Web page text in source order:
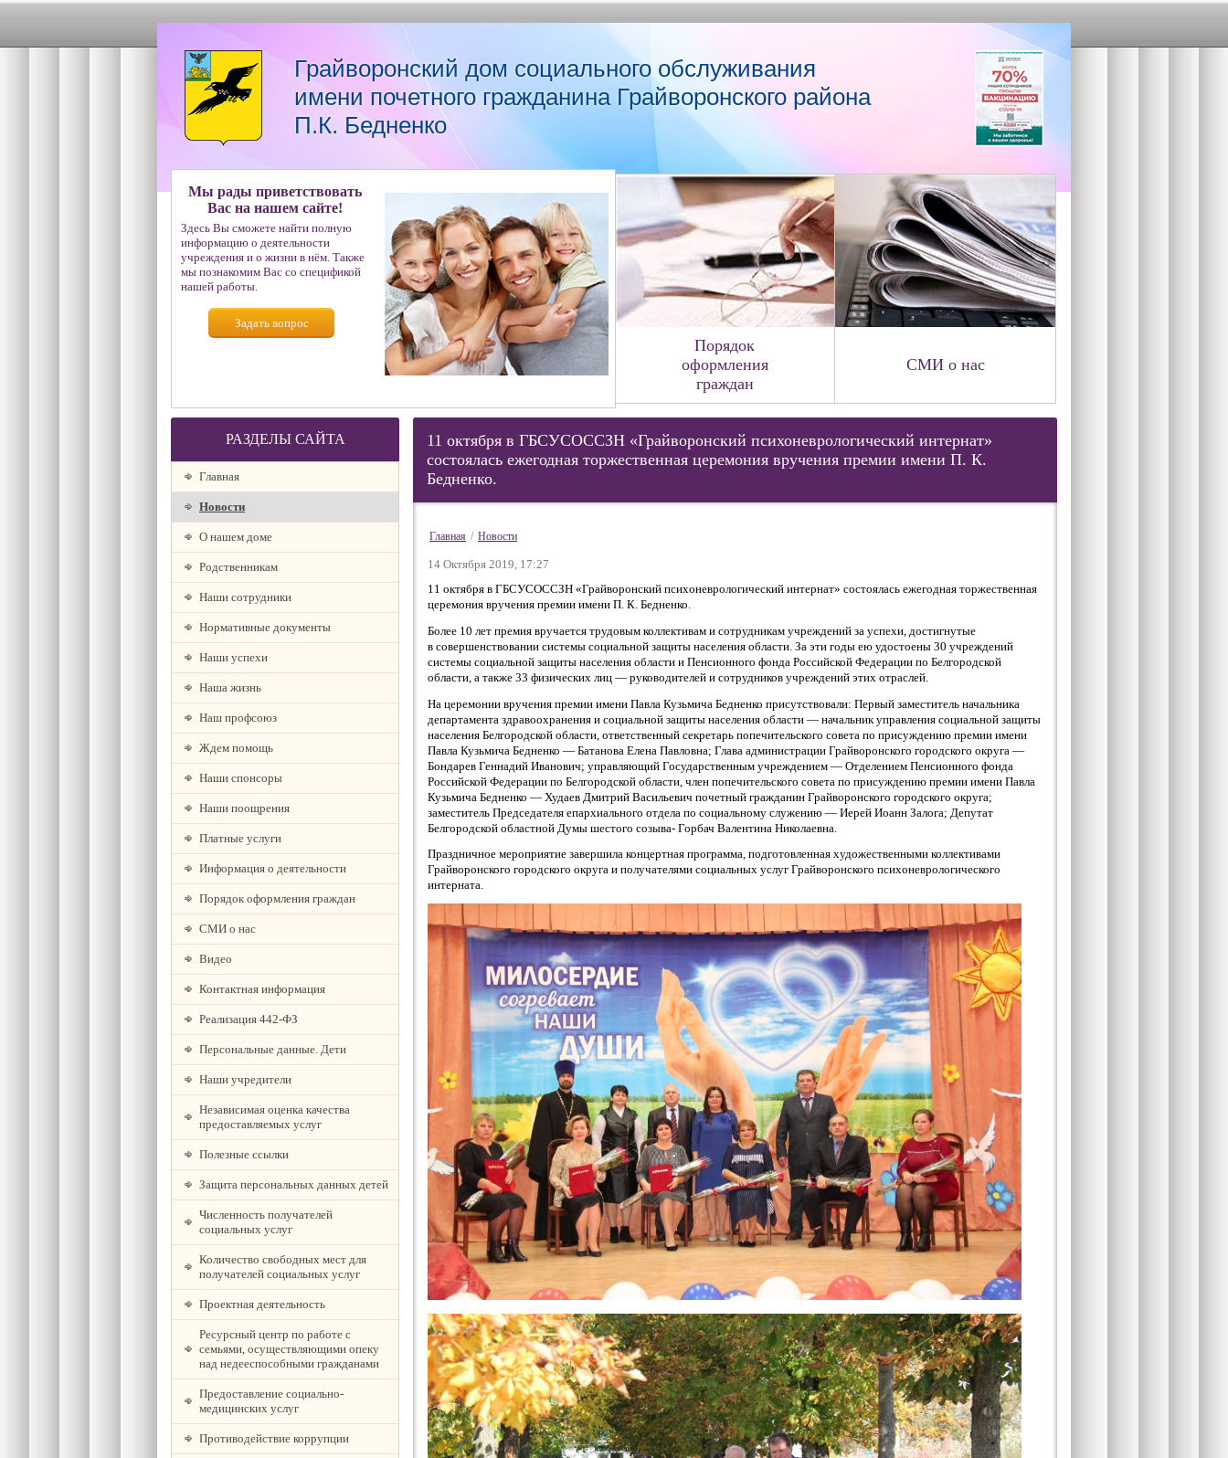
Грайворонский дом социального обслуживания
имени почетного гражданина Грайворонского района
П.К. Бедненко
Мы рады приветствовать
Вас на нашем сайте!
Здесь Вы сможете найти полную
информацию о деятельности
учреждения и о жизни в нём. Также
мы познакомим Вас со спецификой
нашей работы.
Задать вопрос
Порядок
оформления
граждан
СМИ о нас
РАЗДЕЛЫ САЙТА
Главная
Новости
О нашем доме
Родственникам
Наши сотрудники
Нормативные документы
Наши успехи
Наша жизнь
Наш профсоюз
Ждем помощь
Наши спонсоры
Наши поощрения
Платные услуги
Информация о деятельности
Порядок оформления граждан
СМИ о нас
Видео
Контактная информация
Реализация 442-ФЗ
Персональные данные. Дети
Наши учредители
Независимая оценка качества
предоставляемых услуг
Полезные ссылки
Защита персональных данных детей
Численность получателей
социальных услуг
Количество свободных мест для
получателей социальных услуг
Проектная деятельность
Ресурсный центр по работе с
семьями, осуществляющими опеку
над недееспособными гражданами
Предоставление социально-
медицинских услуг
Противодействие коррупции
11 октября в ГБСУСОССЗН «Грайворонский психоневрологический интернат»
состоялась ежегодная торжественная церемония вручения премии имени П. К.
Бедненко.
Главная / Новости
14 Октября 2019, 17:27
11 октября в ГБСУСОССЗН «Грайворонский психоневрологический интернат» состоялась ежегодная торжественная
церемония вручения премии имени П. К. Бедненко.
Более 10 лет премия вручается трудовым коллективам и сотрудникам учреждений за успехи, достигнутые
в совершенствовании системы социальной защиты населения области. За эти годы ею удостоены 30 учреждений
системы социальной защиты населения области и Пенсионного фонда Российской Федерации по Белгородской
области, а также 33 физических лиц — руководителей и сотрудников учреждений этих отраслей.
На церемонии вручения премии имени Павла Кузьмича Бедненко присутствовали: Первый заместитель начальника
департамента здравоохранения и социальной защиты населения области — начальник управления социальной защиты
населения Белгородской области, ответственный секретарь попечительского совета по присуждению премии имени
Павла Кузьмича Бедненко — Батанова Елена Павловна; Глава администрации Грайворонского городского округа —
Бондарев Геннадий Иванович; управляющий Государственным учреждением — Отделением Пенсионного фонда
Российской Федерации по Белгородской области, член попечительского совета по присуждению премии имени Павла
Кузьмича Бедненко — Худаев Дмитрий Васильевич почетный гражданин Грайворонского городского округа;
заместитель Председателя епархиального отдела по социальному служению — Иерей Иоанн Залога; Депутат
Белгородской областной Думы шестого созыва- Горбач Валентина Николаевна.
Праздничное мероприятие завершила концертная программа, подготовленная художественными коллективами
Грайворонского городского округа и получателями социальных услуг Грайворонского психоневрологического
интерната.